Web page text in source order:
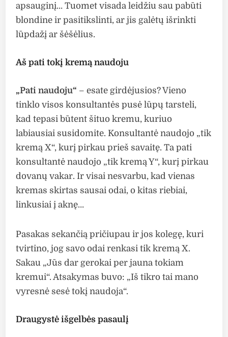
apsauginį… Tuomet visada leidžiu sau pabūti
blondine ir pasitikslinti, ar jis galėtų išrinkti
lūpdažį ar šėšėlius.
Aš pati tokį kremą naudoju
„Pati naudoju“ – esate girdėjusios? Vieno
tinklo visos konsultantės pusė lūpų tarsteli,
kad tepasi būtent šituo kremu, kuriuo
labiausiai susidomite. Konsultantė naudojo „tik
kremą X“, kurį pirkau prieš savaitę. Ta pati
konsultantė naudojo „tik kremą Y“, kurį pirkau
dovanų vakar. Ir visai nesvarbu, kad vienas
kremas skirtas sausai odai, o kitas riebiai,
linkusiai į aknę…
Pasakas sekančią pričiupau ir jos kolegę, kuri
tvirtino, jog savo odai renkasi tik kremą X.
Sakau „Jūs dar gerokai per jauna tokiam
kremui“. Atsakymas buvo: „Iš tikro tai mano
vyresnė sesė tokį naudoja“.
Draugystė išgelbės pasaulį